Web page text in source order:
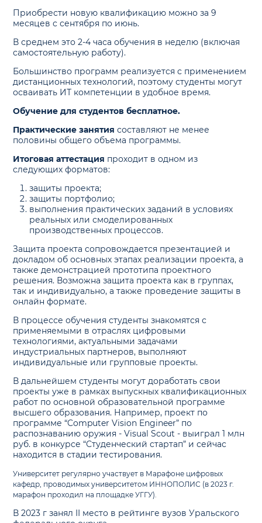
Приобрести новую квалификацию можно за 9
месяцев с сентября по июнь.
В среднем это 2-4 часа обучения в неделю (включая
самостоятельную работу).
Большинство программ реализуется с применением
дистанционных технологий, поэтому студенты могут
осваивать ИТ компетенции в удобное время.
Обучение для студентов бесплатное.
Практические занятия составляют не менее
половины общего объема программы.
Итоговая аттестация проходит в одном из
следующих форматов:
защиты проекта;
защиты портфолио;
выполнения практических заданий в условиях
реальных или смоделированных
производственных процессов.
Защита проекта сопровождается презентацией и
докладом об основных этапах реализации проекта, а
также демонстрацией прототипа проектного
решения. Возможна защита проекта как в группах,
так и индивидуально, а также проведение защиты в
онлайн формате.
В процессе обучения студенты знакомятся с
применяемыми в отраслях цифровыми
технологиями, актуальными задачами
индустриальных партнеров, выполняют
индивидуальные или групповые проекты.
В дальнейшем студенты могут доработать свои
проекты уже в рамках выпускных квалификационных
работ по основной образовательной программе
высшего образования. Например, проект по
программе “Computer Vision Engineer” по
распознаванию оружия - Visual Scout - выиграл 1 млн
руб. в конкурсе “Студенческий стартап” и сейчас
находится в стадии тестирования.
Университет регулярно участвует в Марафоне цифровых
кафедр, проводимых университетом ИННОПОЛИС (в 2023 г.
марафон проходил на площадке УГГУ).
В 2023 г занял II место в рейтинге вузов Уральского